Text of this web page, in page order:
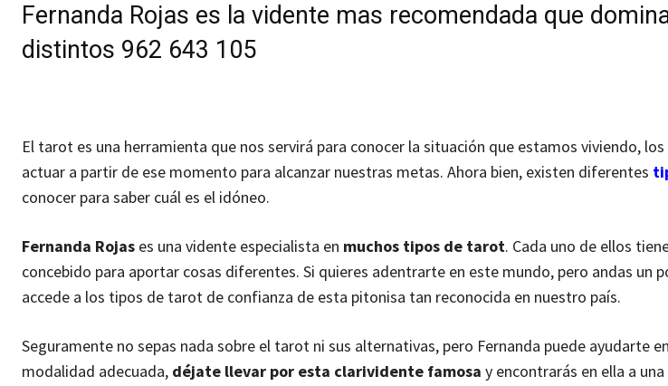
Fernanda Rojas es la vidente mas recomendada que
distintos 962 643 105
El tarot es una herramienta que nos servirá para conocer la situación que estamos viviendo,
actuar a partir de ese momento para alcanzar nuestras metas. Ahora bien, existen diferentes
conocer para saber cuál es el idóneo.
Fernanda Rojas es una vidente especialista en muchos tipos de tarot. Cada uno de ellos
concebido para aportar cosas diferentes. Si quieres adentrarte en este mundo, pero andas un
accede a los tipos de tarot de confianza de esta pitonisa tan reconocida en nuestro país.
Seguramente no sepas nada sobre el tarot ni sus alternativas, pero Fernanda puede ayudarte
modalidad adecuada, déjate llevar por esta clarividente famosa y encontrarás en ella a